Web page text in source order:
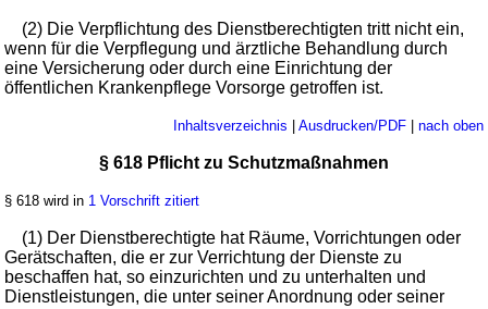
(2) Die Verpflichtung des Dienstberechtigten tritt nicht ein,
wenn für die Verpflegung und ärztliche Behandlung durch
eine Versicherung oder durch eine Einrichtung der
öffentlichen Krankenpflege Vorsorge getroffen ist.
Inhaltsverzeichnis Ausdrucken/PDF| nach oben
§ 618 Pflicht zu Schutzmaßnahmen
§ 618 wird in 1 Vorschrift zitiert
(1) Der Dienstberechtigte hat Räume, Vorrichtungen oder
Gerätschaften, die er zur Verrichtung der Dienste zu
beschaffen hat, so einzurichten und zu unterhalten und
Dienstleistungen, die unter seiner Anordnung oder seiner